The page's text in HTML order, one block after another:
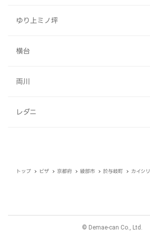
ゆり上ミノ坪
横台
両川
レダニ
トップ ピザ 京都府 綾部市 於与岐町 カイシリ
© Demae-can Co., Ltd.